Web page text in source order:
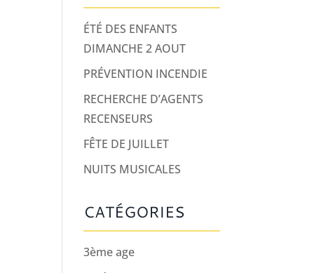
ÉTÉ DES ENFANTS
DIMANCHE 2 AOUT
PRÉVENTION INCENDIE
RECHERCHE D’AGENTS
RECENSEURS
FÊTE DE JUILLET
NUITS MUSICALES
CATÉGORIES
3ème age